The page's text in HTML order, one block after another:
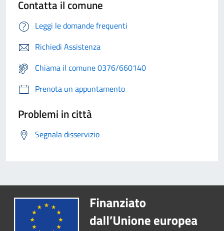
Contatta il comune
Leggi le domande frequenti
Richiedi Assistenza
Chiama il comune 0376/660140
Prenota un appuntamento
Problemi in città
Segnala disservizio